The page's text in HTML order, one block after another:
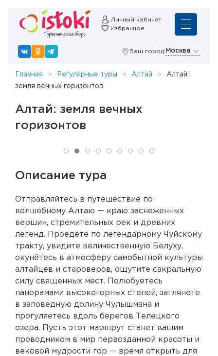
Личный кабинет
Избранное
Ваш город: Москва
Главная Регулярные туры Алтай
Алтай:
земля вечных горизонтов
Алтай: земля вечных
горизонтов
Описание тура
Отправляйтесь в путешествие по
волшебному Алтаю — краю заснеженных
вершин, стремительных рек и древних
легенд. Проедете по легендарному Чуйскому
тракту, увидите величественную Белуху,
окунётесь в атмосферу самобытной культуры
алтайцев и староверов, ощутите сакральную
силу священных мест. Полюбуетесь
панорамами высокогорных степей, заглянете
в заповедную долину Чулышмана и
прогуляетесь вдоль берегов Телецкого
озера. Пусть этот маршрут станет вашим
проводником в мир первозданной красоты и
вековой мудрости гор — время открыть для